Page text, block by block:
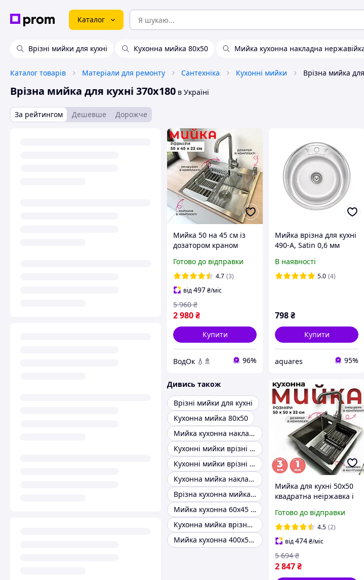
Каталог
Врізні мийки для кухні Кухонна мийка 80х50 Мийка кухонна накладна
Каталог товарів Матеріали для ремонту Сантехніка Кухонні мийки Врізна мийка
Врізна мийка для кухні 370x180 в Україні
За рейтингом Дешевше Дорожче
Мийка 50 на 45 см із
дозатором краном
комплекті Мийка
сталева для кухні 50 см
врізна
Готово до відправки
4.7 (3)
від497₴/міс
2 980₴
5 960 ₴
Купити
ВодОк 💧🚿 96%
Мийка врізна для кухні
490-A, Satin 0,6 мм
В наявності
5.0 (4)
798₴
Купити
aquares 95%
Дивись також
Врізні мийки для кухні
Кухонна мийка 80х50
Мийка кухонна накладна нержавійка
Кухонні мийки врізні чорного кольору
Кухонні мийки врізні чорного
Кухонна мийка накладна 50х60 l
Врізна кухонна мийка в секцію 600 мм
Мийка кухонна 60х45 неіржавка врізна
Кухонна мийка врізна 80 см
Мийка кухонна 400х500
Мийка для кухні 50x50
квадратна неіржавка і
Готово до відправки
4.5 (2)
від474₴/міс
2 847₴
5 694 ₴